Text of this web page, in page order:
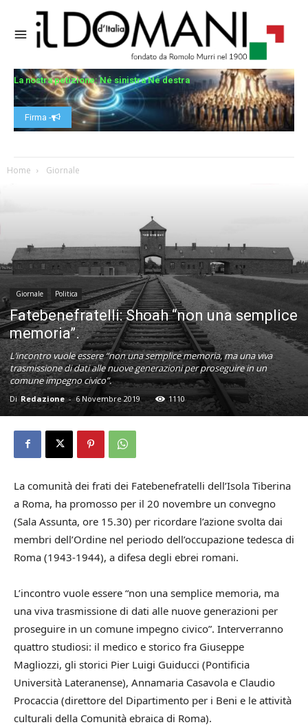
La nostra petizione: Né sinistra Né destra
Firma -
Home Giornale
Giornale Politica
Fatebenefratelli: Shoah “non una semplice
memoria”.
L’incontro vuole essere “non una semplice memoria, ma una viva
trasmissione di dati alle nuove generazioni per proseguire in un
comune impegno civico”.
Di Redazione - 6 Novembre 2019 1110
La comunità dei frati dei Fatebenefratelli dell’Isola Tiberina
a Roma, ha promosso per il 20 novembre un convegno
(Sala Assunta, ore 15.30) per ricordare l’azione svolta dai
membri dell’Ordine nel periodo dell’occupazione tedesca di
Roma (1943-1944), a difesa degli ebrei romani.
L’incontro vuole essere “non una semplice memoria, ma
una viva trasmissione di dati alle nuove generazioni per
proseguire in un comune impegno civico”. Interverranno
quattro studiosi: il medico e storico fra Giuseppe
Magliozzi, gli storici Pier Luigi Guiducci (Pontificia
Università Lateranense), Annamaria Casavola e Claudio
Procaccia (direttore del Dipartimento per i Beni e le attività
culturali della Comunità ebraica di Roma).